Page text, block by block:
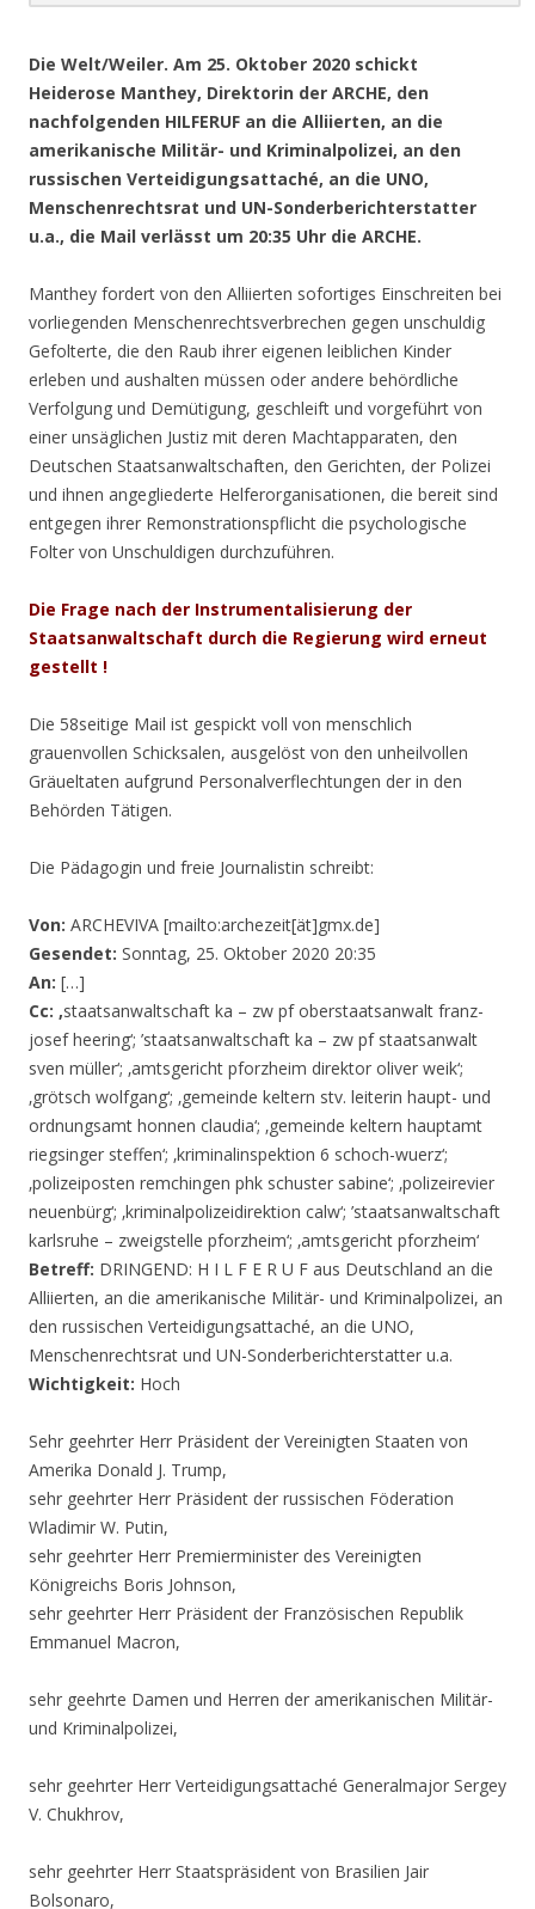
Die Welt/Weiler. Am 25. Oktober 2020 schickt
Heiderose Manthey, Direktorin der ARCHE, den
nachfolgenden HILFERUF an die Alliierten, an die
amerikanische Militär- und Kriminalpolizei, an den
russischen Verteidigungsattaché, an die UNO,
Menschenrechtsrat und UN-Sonderberichterstatter
u.a., die Mail verlässt um 20:35 Uhr die ARCHE.
Manthey fordert von den Alliierten sofortiges Einschreiten bei
vorliegenden Menschenrechtsverbrechen gegen unschuldig
Gefolterte, die den Raub ihrer eigenen leiblichen Kinder
erleben und aushalten müssen oder andere behördliche
Verfolgung und Demütigung, geschleift und vorgeführt von
einer unsäglichen Justiz mit deren Machtapparaten, den
Deutschen Staatsanwaltschaften, den Gerichten, der Polizei
und ihnen angegliederte Helferorganisationen, die bereit sind
entgegen ihrer Remonstrationspflicht die psychologische
Folter von Unschuldigen durchzuführen.
Die Frage nach der Instrumentalisierung der
Staatsanwaltschaft durch die Regierung wird erneut
gestellt !
Die 58seitige Mail ist gespickt voll von menschlich
grauenvollen Schicksalen, ausgelöst von den unheilvollen
Gräueltaten aufgrund Personalverflechtungen der in den
Behörden Tätigen.
Die Pädagogin und freie Journalistin schreibt:
Von: ARCHEVIVA [mailto:archezeit[ät]gmx.de]
Gesendet: Sonntag, 25. Oktober 2020 20:35
An: […]
Cc: ‚staatsanwaltschaft ka – zw pf oberstaatsanwalt franz-
josef heering‘; ’staatsanwaltschaft ka – zw pf staatsanwalt
sven müller‘; ‚amtsgericht pforzheim direktor oliver weik‘;
‚grötsch wolfgang‘; ‚gemeinde keltern stv. leiterin haupt- und
ordnungsamt honnen claudia‘; ‚gemeinde keltern hauptamt
riegsinger steffen‘; ‚kriminalinspektion 6 schoch-wuerz‘;
‚polizeiposten remchingen phk schuster sabine‘; ‚polizeirevier
neuenbürg‘; ‚kriminalpolizeidirektion calw‘; ’staatsanwaltschaft
karlsruhe – zweigstelle pforzheim‘; ‚amtsgericht pforzheim‘
Betreff: DRINGEND: H I L F E R U F aus Deutschland an die
Alliierten, an die amerikanische Militär- und Kriminalpolizei, an
den russischen Verteidigungsattaché, an die UNO,
Menschenrechtsrat und UN-Sonderberichterstatter u.a.
Wichtigkeit: Hoch
Sehr geehrter Herr Präsident der Vereinigten Staaten von
Amerika Donald J. Trump,
sehr geehrter Herr Präsident der russischen Föderation
Wladimir W. Putin,
sehr geehrter Herr Premierminister des Vereinigten
Königreichs Boris Johnson,
sehr geehrter Herr Präsident der Französischen Republik
Emmanuel Macron,
sehr geehrte Damen und Herren der amerikanischen Militär-
und Kriminalpolizei,
sehr geehrter Herr Verteidigungsattaché Generalmajor Sergey
V. Chukhrov,
sehr geehrter Herr Staatspräsident von Brasilien Jair
Bolsonaro,